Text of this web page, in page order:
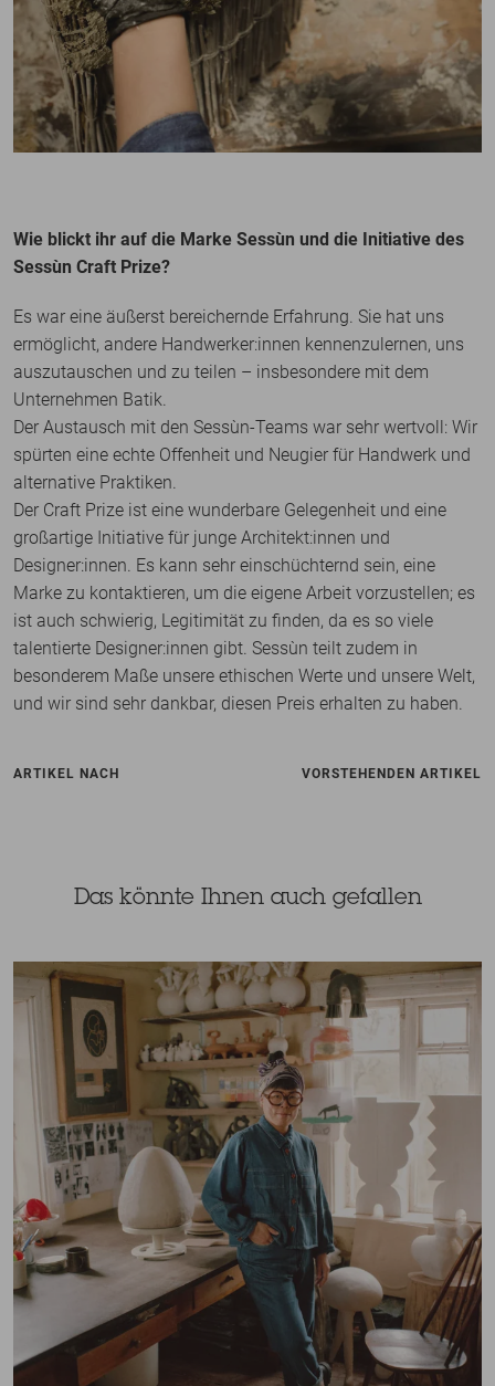
Wie blickt ihr auf die Marke Sessùn und die Initiative des
Sessùn Craft Prize?
Es war eine äußerst bereichernde Erfahrung. Sie hat uns
ermöglicht, andere Handwerker:innen kennenzulernen, uns
auszutauschen und zu teilen – insbesondere mit dem
Unternehmen Batik.
Der Austausch mit den Sessùn-Teams war sehr wertvoll: Wir
spürten eine echte Offenheit und Neugier für Handwerk und
alternative Praktiken.
Der Craft Prize ist eine wunderbare Gelegenheit und eine
großartige Initiative für junge Architekt:innen und
Designer:innen. Es kann sehr einschüchternd sein, eine
Marke zu kontaktieren, um die eigene Arbeit vorzustellen; es
ist auch schwierig, Legitimität zu finden, da es so viele
talentierte Designer:innen gibt. Sessùn teilt zudem in
besonderem Maße unsere ethischen Werte und unsere Welt,
und wir sind sehr dankbar, diesen Preis erhalten zu haben.
ARTIKEL NACH VORSTEHENDEN ARTIKEL
Das könnte Ihnen auch gefallen